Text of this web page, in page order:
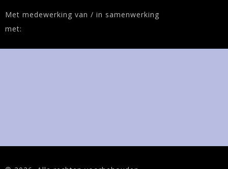
Met medewerking van / in samenwerking
met: